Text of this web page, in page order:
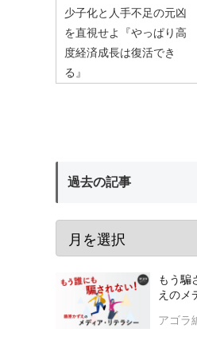
少子化と人手不足の元凶
を直視せよ『やっぱり高
度経済成長は復活でき
る』
過去の記事
もう
えのメ
アゴラ